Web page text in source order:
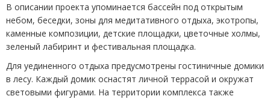
В описании проекта упоминается бассейн под открытым
небом, беседки, зоны для медитативного отдыха, экотропы,
каменные композиции, детские площадки, цветочные холмы,
зеленый лабиринт и фестивальная площадка.
Для уединенного отдыха предусмотрены гостиничные домики
в лесу. Каждый домик оснастят личной террасой и окружат
световыми фигурами. На территории комплекса также